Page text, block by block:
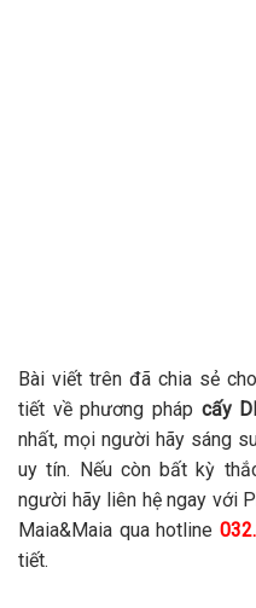
Bài viết trên đã chia sẻ
tiết về phương pháp cấy
nhất, mọi người hãy sáng
uy tín. Nếu còn bất kỳ
người hãy liên hệ ngay với
Maia&Maia qua hotline
tiết.